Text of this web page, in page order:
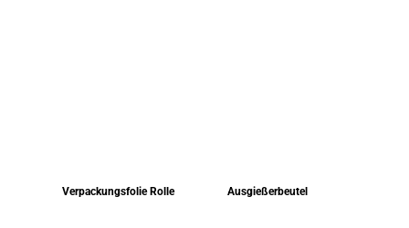
Verpackungsfolie Rolle Ausgießerbeutel